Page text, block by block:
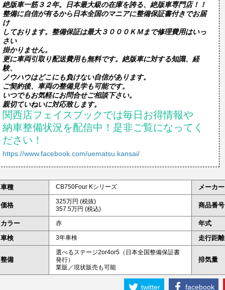
絶版車一筋３２年。日本最大級の在庫を誇る、絶版車専門店！！
整備に自信が有るから日本全国のマニアに整備保証書付きでお届
け
しております。整備保証は最大３０００ＫＭまで修理費用はいっ
さい
掛かりません。
更に車両引取り配送費用も無料です。絶版車に対する知識、経
験、
ノウハウはどこにも負けない自信があります。
ご契約後、車両の整備見学も可能です。
いつでもお気軽にお問合せご相談下さい。
関西店フェイスブックでは毎日お得情報や
納車整備状況を配信中！是非ご覧になってく
ださい！
https://www.facebook.com/uematsu.kansai/
車種 CB750Four Kシリーズ メーカー
価格
325万円 (税抜)
357.5万円 (税込)
商品番号
カラー 赤 年式
車検 3年車検 走行距離
整備
選べるステージ2or4or5（日本全国整備保証書
発行）
業販／現状販売も可能
排気量
twitter facebook